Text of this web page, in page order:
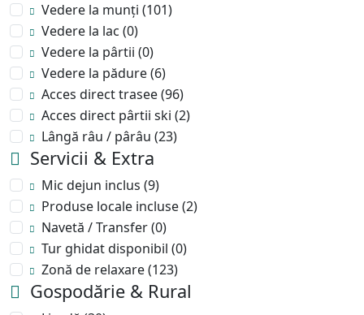
Vedere la munți (101)
Vedere la lac (0)
Vedere la pârtii (0)
Vedere la pădure(6)
Acces direct trasee(96)
Acces direct pârtii ski (2)
Lângă râu / pârâu (23)
Servicii & Extra
Mic dejun inclus (9)
Produse locale incluse(2)
Navetă / Transfer(0)
Tur ghidat disponibil (0)
Zonă de relaxare(123)
Gospodărie & Rural